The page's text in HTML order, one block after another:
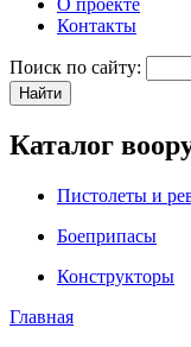
Контакты
Поиск по сайту:
Каталог
Пистолеты и
Боеприпасы
Конструкторы
Главная